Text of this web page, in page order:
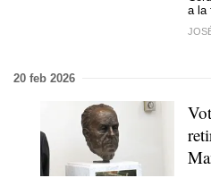
a la
20 feb 2026